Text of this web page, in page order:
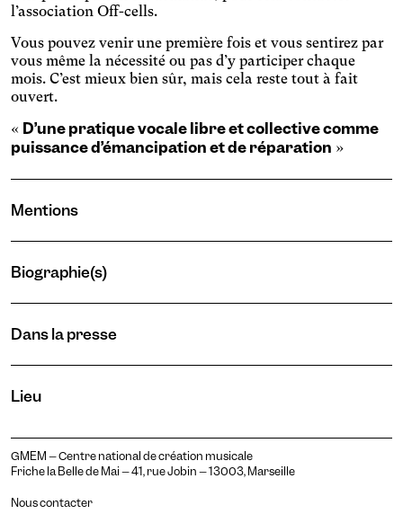
animés.
Contrastes
l’association Off-cells.
Vous pouvez venir une première fois et vous sentirez par
vous même la nécessité ou pas d’y participer chaque
mois. C’est mieux bien sûr, mais cela reste tout à fait
ouvert.
« D’une pratique vocale libre et collective comme
puissance d’émancipation et de réparation »
Mentions
Biographie(s)
Natacha Muslera
Vocaliste, improvisatrice & compositrice
« Je m’intéresse à chaque voix, aux voix infimes
Dans la presse
Lieu
GMEM – Centre national de création musicale
Friche la Belle de Mai – 41, rue Jobin – 13003, Marseille
Nous contacter